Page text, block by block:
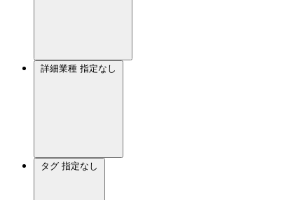
詳細業種 指定なし
タグ 指定なし